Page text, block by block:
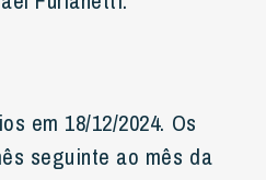
em 18/12/2024. Os
seguinte ao mês da